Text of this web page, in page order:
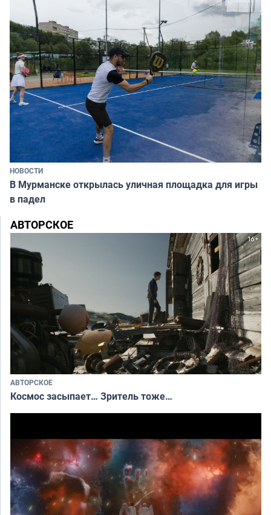
НОВОСТИ
В Мурманске открылась уличная площадка для игры
в падел
АВТОРСКОЕ
АВТОРСКОЕ
Космос засыпает… Зритель тоже…